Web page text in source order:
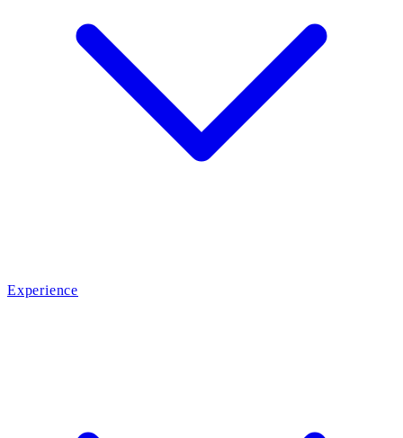
Experience